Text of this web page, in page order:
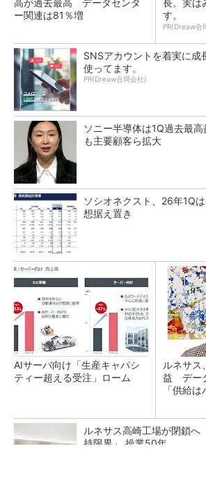
高が過去最高 データセンタ
ー関連は81％増
長。実は
す。
PR(Dreaw合
SNSアカウントを着実に成
使ってます。
PR(Dreaw合同会社)
ソニー半導体は1Q過去最
も主要顧客ら拡大
ソシオネクスト、26年1Q
想据え置き
AIサーバ向け「生産キャパシ
ティー超える受注」ローム
ルネサス
益 デー
「供給は
ルネサス高崎工場が閉鎖へ
持限界」 操業50年